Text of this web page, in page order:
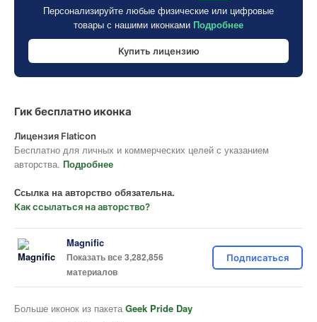
Персонализируйте любые физические или цифровые
товары с нашими иконками Подробнее
Купить лицензию
Гик бесплатно иконка
Лицензия Flaticon
Бесплатно для личных и коммерческих целей с указанием
авторства. Подробнее
Ссылка на авторство обязательна.
Как ссылаться на авторство?
Magnific
Показать все 3,282,856
материалов
Подписаться
Больше иконок из пакета Geek Pride Day